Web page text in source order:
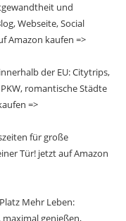
und
Webseite, Social
Amazon kaufen =>
der EU: Citytrips,
romantische Städte
=>
für große
Tür! jetzt auf Amazon
Mehr Leben:
genießen,